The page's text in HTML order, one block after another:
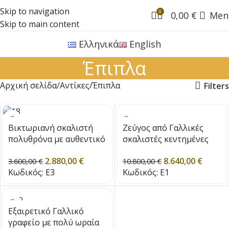
Skip to navigation
Skip to main content
0 0,00 €
Ελληνικά English
Έπιπλα
Αρχική σελίδα Αντίκες Έπιπλα Filters
Βικτωριανή σκαλιστή
πολυθρόνα με αυθεντικό
3.600,00€ 2.880,00 €
Κωδικός: Ε3
Ζεύγος από Γαλλικές
σκαλιστές κεντημένες
10.800,00€ 8.640,00 €
Κωδικός: Ε1
SOLD
Εξαιρετικό Γαλλικό
γραφείο με πολύ ωραία